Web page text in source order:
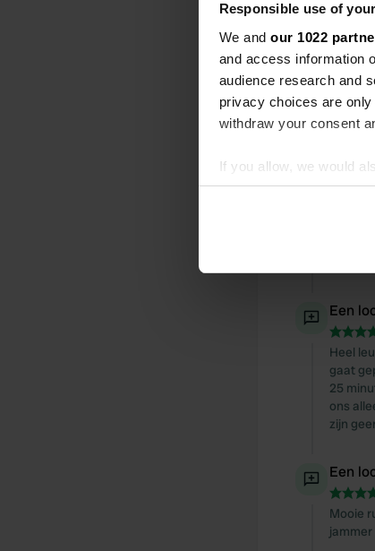
Responsible use of
We and our 1022
and access information
audience research and
privacy choices are
withdraw your consent
If you allow, we would
Collect information
Find out more about
information about your
other information that
Een
Wat
weg en
heel
Een
Een
Heel
gaat
25
ons
zijn
Een
Mooie